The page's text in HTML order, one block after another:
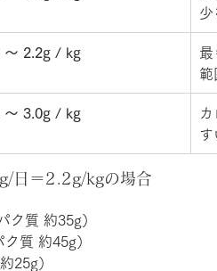
少
〜 2.2g / kg
最
範
〜 3.0g / kg
す
日＝2.2g/kgの場合
ク質 約35g）
質 約45g）
25g）